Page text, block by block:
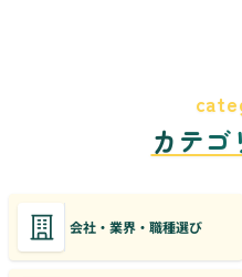
カテゴ
会社・業界・職種選び